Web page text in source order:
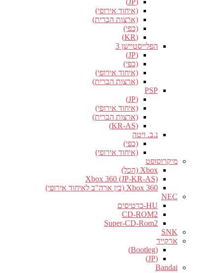
(JP)
(איחוד אירופי)
(ארצות הברית)
(כפי)
(KR)
הפלייסטיישן 3
(JP)
(כפי)
(איחוד אירופי)
(ארצות הברית)
PSP
(JP)
(איחוד אירופי)
(ארצות הברית)
(KR-AS)
נ.ב. ויטה
(כפי)
(איחוד אירופי)
מיקרוסופט
Xbox (הכל)
Xbox 360 (JP-KR-AS)
Xbox 360 (בין ארה"ב לאיחוד אירופי)
NEC
HU-כרטיסים
CD-ROM2
Super-CD-Rom2
SNK
ארקייד
(Bootleg)
(JP)
Bandai